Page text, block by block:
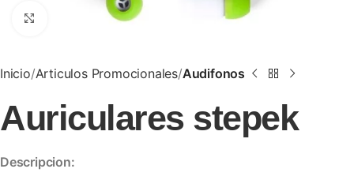
Clic para ampliar
Inicio Articulos Promocionales Audifonos
Auriculares stepek
Descripcion: